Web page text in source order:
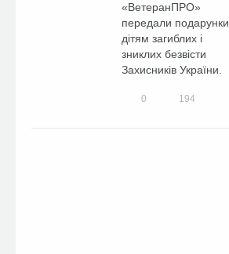
«ВетеранПРО»
передали подарунки
дітям загиблих і
зниклих безвісти
Захисників України.
0 194